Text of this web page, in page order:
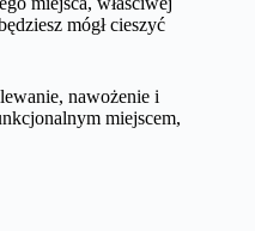
mógł cieszyć
nawożenie i
miejscem,